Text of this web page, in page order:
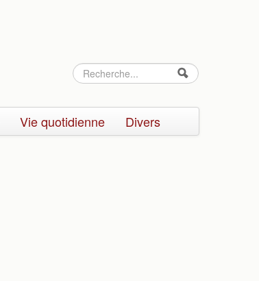
Formulaire
de
recherche
Rechercher
Vie quotidienne Divers